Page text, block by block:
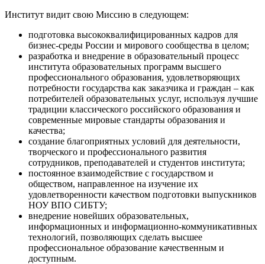
Институт видит свою Миссию в следующем:
подготовка высококвалифицированных кадров для
бизнес-среды России и мирового сообщества в целом;
разработка и внедрение в образовательный процесс
института образовательных программ высшего
профессионального образования, удовлетворяющих
потребности государства как заказчика и граждан – как
потребителей образовательных услуг, используя лучшие
традиции классического российского образования и
современные мировые стандарты образования и
качества;
создание благоприятных условий для деятельности,
творческого и профессионального развития
сотрудников, преподавателей и студентов института;
постоянное взаимодействие с государством и
обществом, направленное на изучение их
удовлетворенности качеством подготовки выпускников
НОУ ВПО СИБТУ;
внедрение новейших образовательных,
информационных и информационно-коммуникативных
технологий, позволяющих сделать высшее
профессиональное образование качественным и
доступным.